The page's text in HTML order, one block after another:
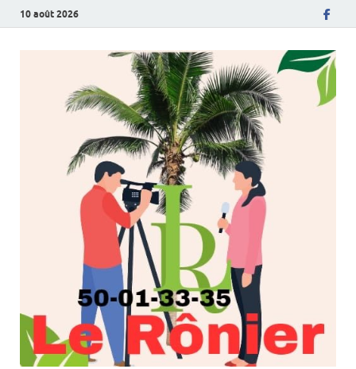
10 août 2026